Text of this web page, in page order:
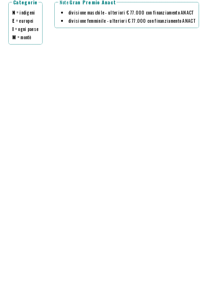
Categorie
N = indigeni
E = europei
I = ogni paese
M = montè
Note Gran Premio Anact
divisione maschile - ulteriori € 77.000 con finanziamento ANACT
divisione femminile - ulteriori € 77.000 con finanziamento ANACT